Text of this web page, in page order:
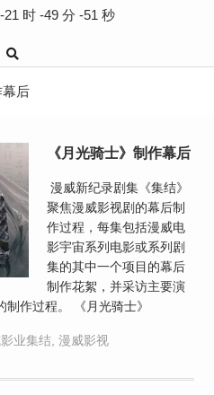
-21 时 -49 分 -51 秒
幕后
《月光骑士》制作幕后
漫威新纪录剧集《集结》
聚焦漫威影视剧的幕后制
作过程，每集包括漫威电
影宇宙系列电影或系列剧
集的其中一个项目的幕后
制作花絮，并采访主要演
作过程。 《月光骑士》
业集结, 漫威影视